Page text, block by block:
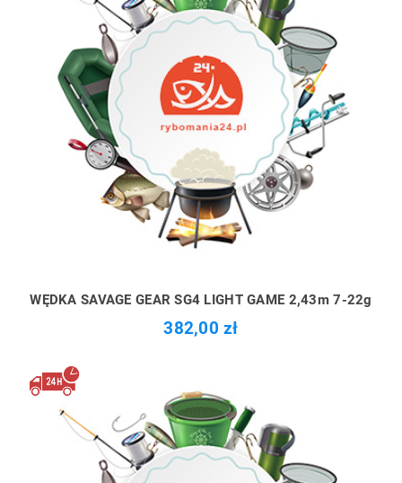
WĘDKA SAVAGE GEAR SG4 LIGHT GAME 2,43m 7-22g
382,00 zł